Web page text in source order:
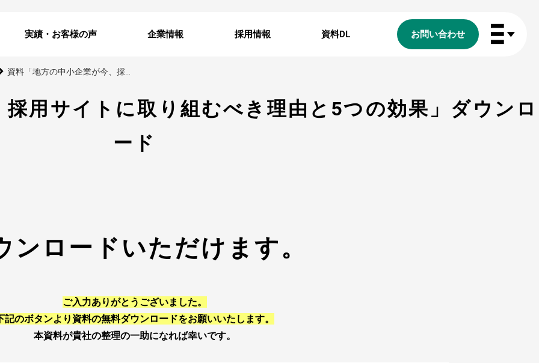
実績・お客様の声 企業情報 採用情報 資料DL お問い合わせ
資料「地方の中小企業が今、採用サイトに取り組むべき理由と5つの効果」ダウンロード
用サイトに取り組むべき理由と5つの効果」ダウンロ
ード
ンロードいただけます。
ご入力ありがとうございました。
記のボタンより資料の無料ダウンロードをお願いいたします。
本資料が貴社の整理の一助になれば幸いです。